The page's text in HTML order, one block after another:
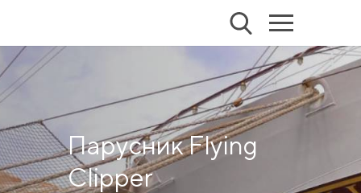
Парусник Flying
Clipper